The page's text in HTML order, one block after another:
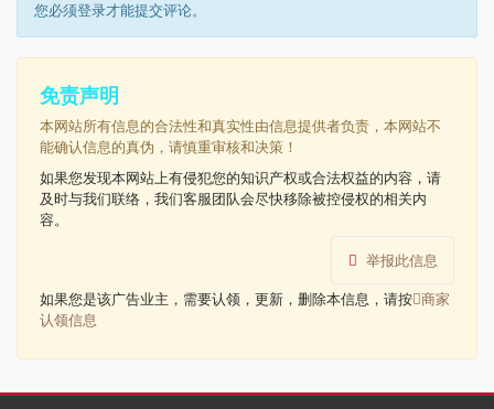
您必须登录才能提交评论。
免责声明
本网站所有信息的合法性和真实性由信息提供者负责，本网站不
能确认信息的真伪，请慎重审核和决策！
如果您发现本网站上有侵犯您的知识产权或合法权益的内容，请
及时与我们联络，我们客服团队会尽快移除被控侵权的相关内
容。
举报此信息
如果您是该广告业主，需要认领，更新，删除本信息，请按 商家
认领信息